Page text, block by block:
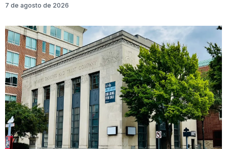
7 de agosto de 2026